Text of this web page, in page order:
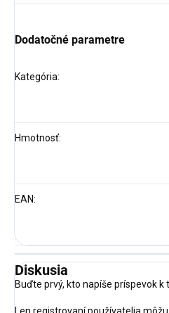
Dodatočné parametre
Kategória:
Hmotnosť:
EAN:
Diskusia
Buďte prvý, kto napíše príspevok k